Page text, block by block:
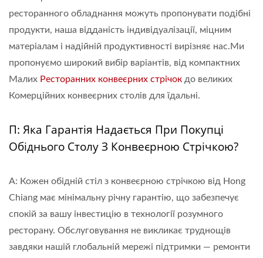
ресторанного обладнання можуть пропонувати подібні
продукти, наша відданість індивідуалізації, міцним
матеріалам і надійній продуктивності вирізняє нас.Ми
пропонуємо широкий вибір варіантів, від компактних
Малих Ресторанних конвеєрних стрічок до великих
Комерційних конвеєрних столів для їдальні.
П: Яка Гарантія Надається При Покупці
Обіднього Столу З Конвеєрною Стрічкою?
A: Кожен обідній стіл з конвеєрною стрічкою від Hong
Chiang має мінімальну річну гарантію, що забезпечує
спокій за вашу інвестицію в технології розумного
ресторану. Обслуговування не викликає труднощів
завдяки нашій глобальній мережі підтримки — ремонти